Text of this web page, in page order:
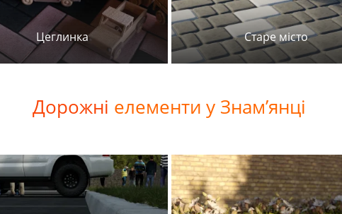
Цеглинка Старе місто
Дорожні елементи у Знам’янці